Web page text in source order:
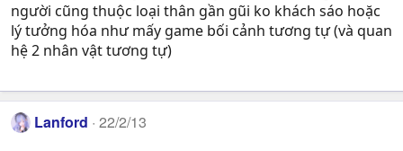
người cũng thuộc loại thân gần gũi ko khách sáo hoặc
lý tưởng hóa như mấy game bối cảnh tương tự (và quan
hệ 2 nhân vật tương tự)
Lanford 22/2/13